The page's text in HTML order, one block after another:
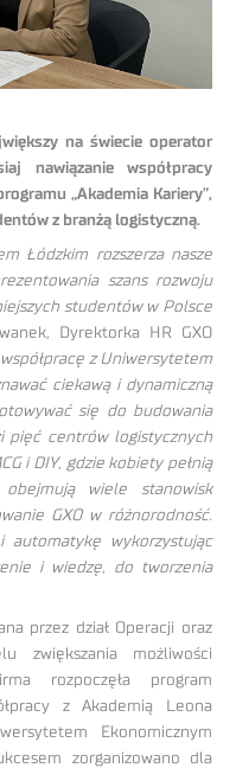
na świecie operator
nawiązanie współpracy
„Akademia Kariery”,
z branżą logistyczną.
Łódzkim rozszerza nasze
szans rozwoju
studentów w Polsce
Dyrektorka HR GXO
z Uniwersytetem
ciekawą i dynamiczną
się do budowania
pięć centrów logistycznych
i DIY, gdzie kobiety pełnią
wiele stanowisk
GXO w różnorodność.
wykorzystując
i wiedzę, do tworzenia
przez dział Operacji oraz
możliwości
rozpoczęła program
z Akademią Leona
Ekonomicznym
zorganizowano dla